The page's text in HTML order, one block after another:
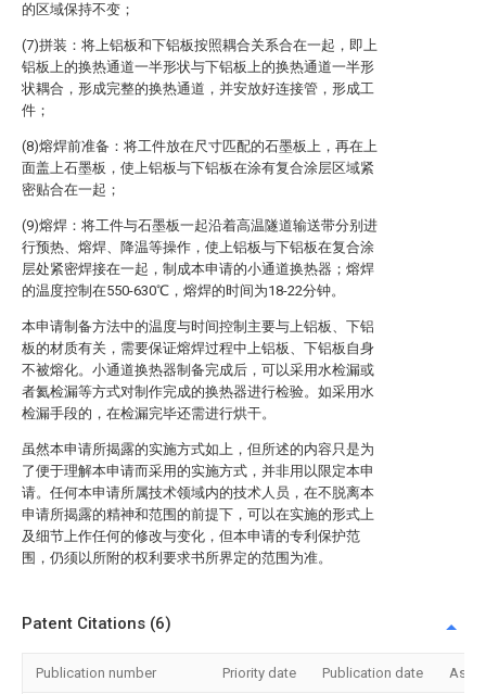
的区域保持不变；
(7)拼装：将上铝板和下铝板按照耦合关系合在一起，即上
铝板上的换热通道一半形状与下铝板上的换热通道一半形
状耦合，形成完整的换热通道，并安放好连接管，形成工
件；
(8)熔焊前准备：将工件放在尺寸匹配的石墨板上，再在上
面盖上石墨板，使上铝板与下铝板在涂有复合涂层区域紧
密贴合在一起；
(9)熔焊：将工件与石墨板一起沿着高温隧道输送带分别进
行预热、熔焊、降温等操作，使上铝板与下铝板在复合涂
层处紧密焊接在一起，制成本申请的小通道换热器；熔焊
的温度控制在550-630℃，熔焊的时间为18-22分钟。
本申请制备方法中的温度与时间控制主要与上铝板、下铝
板的材质有关，需要保证熔焊过程中上铝板、下铝板自身
不被熔化。小通道换热器制备完成后，可以采用水检漏或
者氦检漏等方式对制作完成的换热器进行检验。如采用水
检漏手段的，在检漏完毕还需进行烘干。
虽然本申请所揭露的实施方式如上，但所述的内容只是为
了便于理解本申请而采用的实施方式，并非用以限定本申
请。任何本申请所属技术领域内的技术人员，在不脱离本
申请所揭露的精神和范围的前提下，可以在实施的形式上
及细节上作任何的修改与变化，但本申请的专利保护范
围，仍须以所附的权利要求书所界定的范围为准。
Patent Citations (6)
Publication number Priority date Publication date